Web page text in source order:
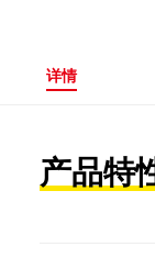
详情
产品特